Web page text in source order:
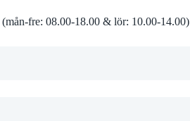
(mån-fre: 08.00-18.00 & lör: 10.00-14.00)